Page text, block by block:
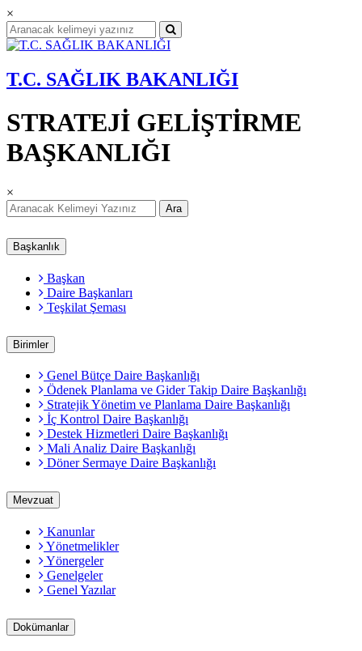
×
T.C. SAĞLIK BAKANLIĞI
STRATEJİ GELİŞTİRME
BAŞKANLIĞI
×
Ara
Başkanlık
Başkan
Daire Başkanları
Teşkilat Şeması
Birimler
Genel Bütçe Daire Başkanlığı
Ödenek Planlama ve Gider Takip Daire Başkanlığı
Stratejik Yönetim ve Planlama Daire Başkanlığı
İç Kontrol Daire Başkanlığı
Destek Hizmetleri Daire Başkanlığı
Mali Analiz Daire Başkanlığı
Döner Sermaye Daire Başkanlığı
Mevzuat
Kanunlar
Yönetmelikler
Yönergeler
Genelgeler
Genel Yazılar
Dokümanlar